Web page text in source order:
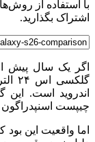
با استفاده از
اشتراک بگذارید.
اگر یک سال پیش
اندروید است.
چیپست اسنپدراگون ۸ نسل ۳ عملکردی بی‌رقیب ارائه می‌کرد.